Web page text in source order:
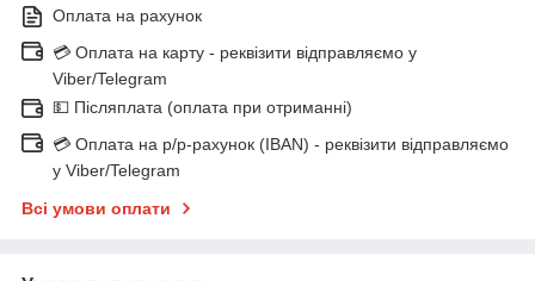
Оплата на рахунок
💳 Оплата на карту - реквізити відправляємо у
Viber/Telegram
💵 Післяплата (оплата при отриманні)
💳 Оплата на р/р-рахунок (IBAN) - реквізити відправляємо
у Viber/Telegram
Всі умови оплати